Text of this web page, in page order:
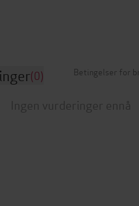
(0) Betingelser for
Ingen vurderinger ennå